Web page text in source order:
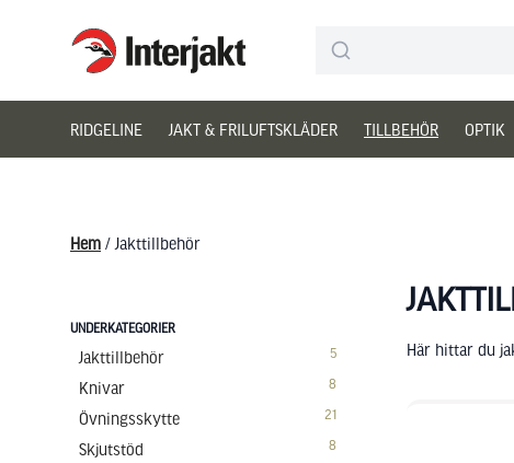
Interjakt SE
RIDGELINE JAKT & FRILUFTSKLÄDER TILLBEHÖR OPTIK
Hem / Jakttillbehör
UNDERKATEGORIER
Jakttillbehör 5
Knivar 8
Övningsskytte 21
Skjutstöd 8
Här hittar du